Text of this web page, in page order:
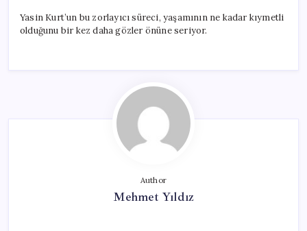
Yasin Kurt’un bu zorlayıcı süreci, yaşamının ne kadar kıymetli
olduğunu bir kez daha gözler önüne seriyor.
Author
Mehmet Yıldız